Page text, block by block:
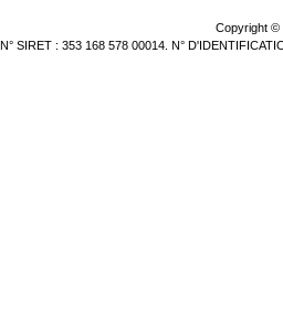
Copyright ©
N° SIRET : 353 168 578 00014. N°